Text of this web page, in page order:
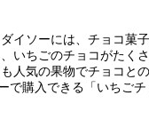
イソーには、チョコ菓
いちごのチョコがたく
人気の果物でチョコと
で購入できる「いちご